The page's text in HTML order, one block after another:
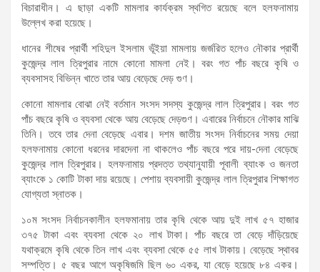
বিচারাধীন। এ ছাড়া একটি মামলার কার্যক্রম স্থগিত রয়েছে বলে হলফনামায়
উল্লেখ করা হয়েছে।
ধানের শীষের প্রার্থী শহিদুল ইসলাম ভূঁইয়া মামলায় জর্জরিত হলেও নৌকার প্রার্থী
কুজেন্দ্র লাল ত্রিপুরার নামে কোনো মামলা নেই। বরং গত পাঁচ বছরে কৃষি ও
ব্যবসাসহ বিভিন্ন খাতে তার আয় বেড়েছে দেড় গুণ।
কোনো মামলার বোঝা নেই বর্তমান সংসদ সদস্য কুজেন্দ্র লাল ত্রিপুরার। বরং গত
পাঁচ বছরে কৃষি ও ব্যবসা থেকে আয় বেড়েছে দেড়গুণ। এবারের নির্বাচনে নৌকার মাঝি
তিনি। তবে তার দেনা বেড়েছে এবার। দশম জাতীয় সংসদ নির্বাচনের সময় দেয়া
হলফনামায় কোনো ধরনের দারদেনা না থাকলেও পাঁচ বছরে পরে দায়-দেনা বেড়েছে
কুজেন্দ্র লাল ত্রিপুরার। হলফনামায় প্রদত্ত তথ্যানুযায়ী পূবালী ব্যাংক ও জনতা
ব্যাংকে ১ কোটি টাকা দায় রয়েছে। পেশায় ব্যবসায়ী কুজেন্দ্র লাল ত্রিপুরার শিক্ষাগত
যোগ্যতা স্নাতক।
১০ম সংসদ নির্বাচনকালীন হলফমানায় তার কৃষি থেকে আয় দুই লাখ ৫৭ হাজার
৩৭৫ টাকা এবং ব্যবসা থেকে ২০ লাখ টাকা। পাঁচ বছরে তা বেড়ে দাঁড়িয়েছে
যথাক্রমে কৃষি থেকে তিন লাখ এবং ব্যবসা থেকে ৫৫ লাখ টাকায়। বেড়েছে স্থাবর
সম্পত্তি। ৫ বছর আগে অকৃষিজমি ছিল ৬০ একর, যা বেড়ে হয়েছে ৮৪ একর।